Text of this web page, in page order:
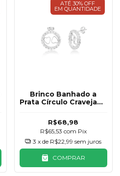
ATÉ 30% OFF
EM QUANTIDADE
Brinco Banhado a
Prata Círculo Cravejado
R$68,98
R$65,53 com Pix
3 x de R$22,99 sem juros
COMPRAR